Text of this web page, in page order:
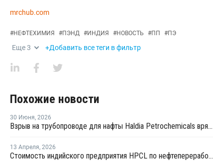
mrchub.com
#НЕФТЕХИМИЯ #ПЭНД #ИНДИЯ #НОВОСТЬ #ПП #ПЭ
Еще3 +Добавить все теги в фильтр
Похожие новости
30 Июня, 2026
Взрыв на трубопроводе для нафты Haldia Petrochemicals вряд ли повлияет на выпуск полимеров
13 Апреля, 2026
Стоимость индийского предприятия HPCL по нефтепереработке и нефтехимии в Раджастане почти удвоилась